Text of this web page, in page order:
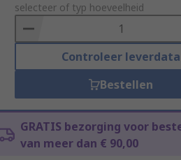
to
Basket
selecteer of typ hoeveelheid
Controleer leverdata
Bestellen
GRATIS bezorging voor
van meer dan € 90,00